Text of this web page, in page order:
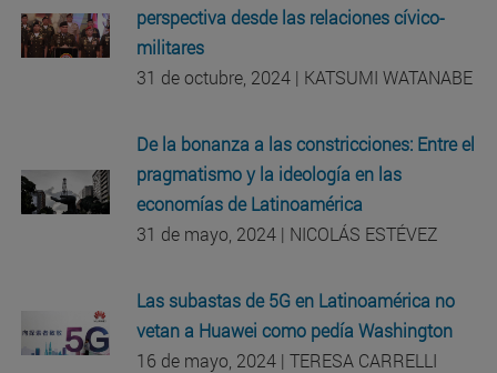
perspectiva desde las relaciones cívico-
militares
31 de octubre, 2024 | KATSUMI WATANABE
De la bonanza a las constricciones: Entre el
pragmatismo y la ideología en las
economías de Latinoamérica
31 de mayo, 2024 | NICOLÁS ESTÉVEZ
Las subastas de 5G en Latinoamérica no
vetan a Huawei como pedía Washington
16 de mayo, 2024 | TERESA CARRELLI